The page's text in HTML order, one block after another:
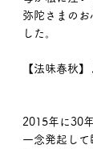
弥陀さまのお
した。
【法味春秋】
2015年に30
一念発起して